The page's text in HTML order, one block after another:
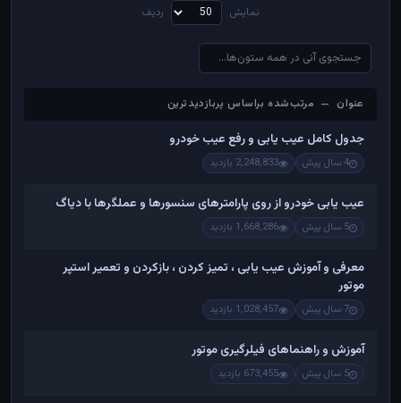
نمایش ردیف
عنوان — مرتب‌شده براساس پربازدیدترین
عنوان — مرتب‌شده براساس پربازدیدترین
جدول کامل عیب یابی و رفع عیب خودرو
4 سال پیش 2,248,833 بازدید
عیب یابی خودرو از روی پارامترهای سنسورها و عملگرها با دیاگ
5 سال پیش 1,668,286 بازدید
معرفی و آموزش عیب یابی ، تمیز کردن ، بازکردن و تعمیر استپر
موتور
7 سال پیش 1,028,457 بازدید
آموزش و راهنماهای فیلرگیری موتور
5 سال پیش 673,455 بازدید